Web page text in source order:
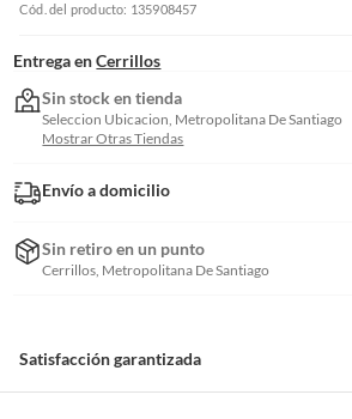
Cód. del producto: 135908457
Entrega en Cerrillos
Sin stock en tienda
Seleccion Ubicacion, Metropolitana De Santiago
Mostrar Otras Tiendas
Envío a domicilio
Sin retiro en un punto
Cerrillos, Metropolitana De Santiago
Satisfacción garantizada